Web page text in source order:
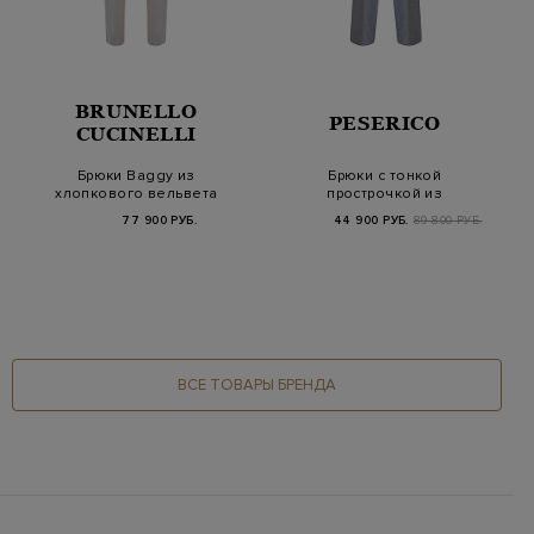
BRUNELLO
CUCINELLI
Брюки Baggy из
хлопкового вельвета
77 900 РУБ.
PESERICO
Брюки с тонкой
прострочкой из
дета…
44 900 РУБ. 89 800 РУБ.
ВСЕ ТОВАРЫ БРЕНДА